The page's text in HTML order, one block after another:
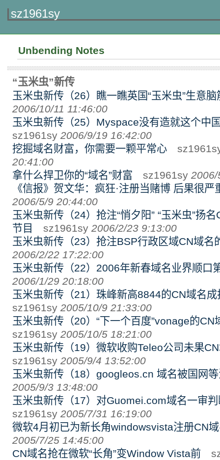
sz1961sy
Unbending Notes
“玉米虫”新传
玉米虫新传（26）瞧一瞧英国“玉米虫”生意脑
2006/10/11 11:46:00
玉米虫新传（25）Myspace没有造就这个中
sz1961sy 2006/9/19 16:42:00
挖掘域名财富，你需要一颗平常心
20:41:00
拿什么捍卫你的“域名”财富 sz1961sy
《信报》贺文华：疯狂·注册当赌博 后果很严
2006/5/9 20:44:00
玉米虫新传（24）抢注“悄夕阳” “玉米虫”扬名
节目
sz1961sy 2006/2/23 9:13:00
玉米虫新传（23）抢注BSP行政区域CN域名
2006/2/22 17:22:00
玉米虫新传（22）2006年新春域名业界顺口
2006/1/29 20:18:00
玉米虫新传（21）珠峰新高8844的CN域名成
sz1961sy 2005/10/9 21:33:00
玉米虫新传（20）“下一个百度”vonage的CN
sz1961sy 2005/10/5 18:21:00
玉米虫新传（19）微软收购Teleo公司未果
sz1961sy 2005/9/4 13:52:00
玉米虫新传（18）googleos.cn 域名被国网
2005/9/3 13:48:00
玉米虫新传（17）对Guomei.com域名一审
sz1961sy 2005/7/31 16:19:00
微软4月初已为新长角windowsvista注册CN
2005/7/25 14:45:00
CN域名抢在微软“长角”变Window Vista前